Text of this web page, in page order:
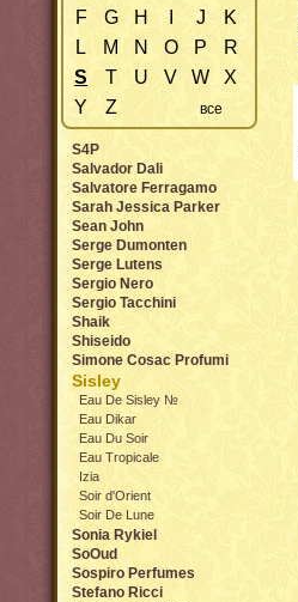
F
G H J
K
L
M N O P
R
S
T U V W
X
Y
Z все
S4P
Salvador Dali
Salvatore Ferragamo
Sarah Jessica Parker
Sean John
Serge Dumonten
Serge Lutens
Sergio Nero
Sergio Tacchini
Shaik
Shiseido
Simone Cosac Profumi
Sisley
Eau De Sisley №
Eau Dikar
Eau Du Soir
Eau Tropicale
Izia
Soir d'Оrient
Soir De Lune
Sonia Rykiel
SoOud
Sospiro Perfumes
Stefano Ricci